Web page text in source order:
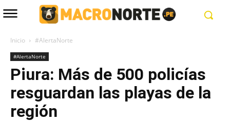
Inicio #AlertaNorte
#AlertaNorte
Piura: Más de 500 policías
resguardan las playas de la
región